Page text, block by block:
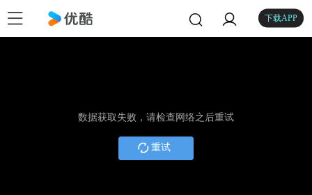
下载APP
数据获取失败，请检查网络之后重试
重试